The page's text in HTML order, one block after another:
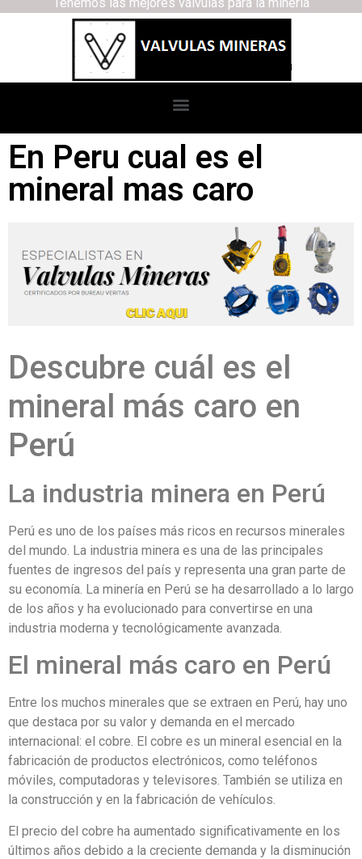
En Peru cual es el
mineral mas caro
Descubre cuál es el
mineral más caro en
Perú
La industria minera en Perú
Perú es uno de los países más ricos en recursos minerales
del mundo. La industria minera es una de las principales
fuentes de ingresos del país y representa una gran parte de
su economía. La minería en Perú se ha desarrollado a lo largo
de los años y ha evolucionado para convertirse en una
industria moderna y tecnológicamente avanzada.
El mineral más caro en Perú
Entre los muchos minerales que se extraen en Perú, hay uno
que destaca por su valor y demanda en el mercado
internacional: el cobre. El cobre es un mineral esencial en la
fabricación de productos electrónicos, como teléfonos
móviles, computadoras y televisores. También se utiliza en
la construcción y en la fabricación de vehículos.
El precio del cobre ha aumentado significativamente en los
últimos años debido a la creciente demanda y la disminución